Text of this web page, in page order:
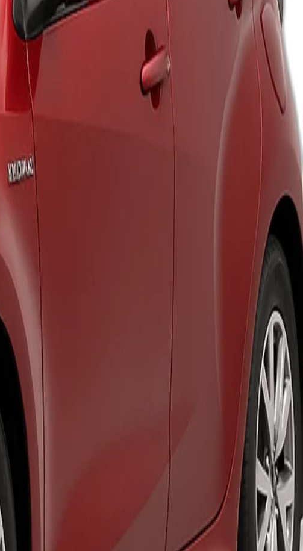
Su motor Híbrido con cambio automático equilibra rendimiento y
oficina de la isla.